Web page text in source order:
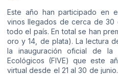
Este año han participado en
vinos llegados de cerca de 30
todo el país. En total se han
oro y 14, de plata). La lectura
la inauguración oficial de la
Ecológicos (FIVE) que este
virtual desde el 21 al 30 de